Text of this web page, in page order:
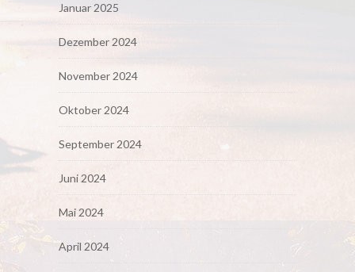
Januar 2025
Dezember 2024
November 2024
Oktober 2024
September 2024
Juni 2024
Mai 2024
April 2024